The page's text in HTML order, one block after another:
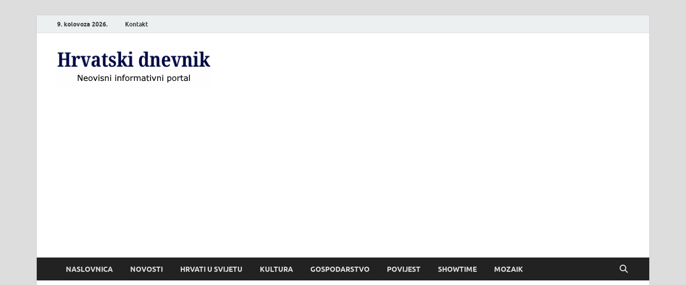
9. kolovoza 2026. Kontakt
NASLOVNICA NOVOSTI HRVATI U SVIJETU KULTURA GOSPODARSTVO POVIJEST SHOWTIME MOZAIK